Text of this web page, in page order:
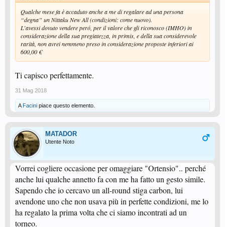
Qualche mese fa è accaduto anche a me di regalare ad una persona
“degna” un Nittaku New All (condizioni: come nuovo).
L’avessi dovuto vendere peró, per il valore che gli riconosco (IMHO) in
considerazione della sua pregiatezza, in primis, e della sua considerevole
rarità, non avrei nemmeno preso in considerazione proposte inferiori ai
600,00 €
Ti capisco perfettamente.
31 Mag 2018
A Facini piace questo elemento.
MATADOR
Utente Noto
Vorrei cogliere occasione per omaggiare "Ortensio".. perché
anche lui qualche annetto fa con me ha fatto un gesto simile.
Sapendo che io cercavo un all-round stiga carbon, lui
avendone uno che non usava più in perfette condizioni, me lo
ha regalato la prima volta che ci siamo incontrati ad un
torneo.